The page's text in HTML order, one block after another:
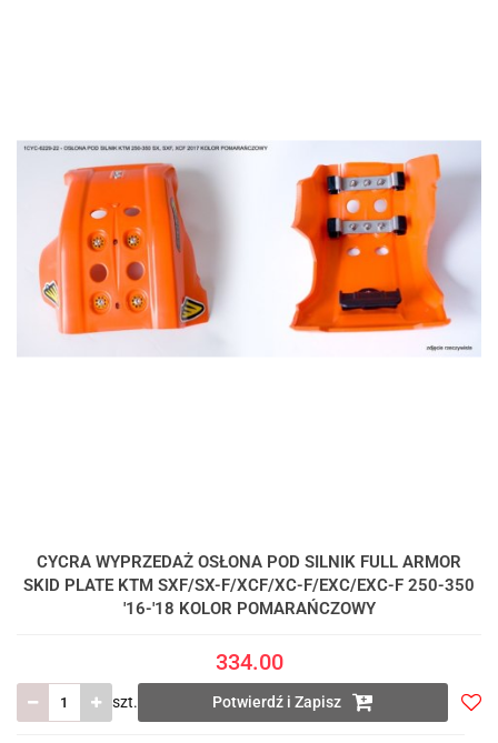
CYCRA WYPRZEDAŻ OSŁONA POD SILNIK FULL ARMOR
SKID PLATE KTM SXF/SX-F/XCF/XC-F/EXC/EXC-F 250-350
'16-'18 KOLOR POMARAŃCZOWY
334.00
szt. Potwierdź i Zapisz